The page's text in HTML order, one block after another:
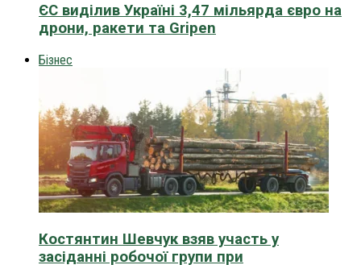
ЄС виділив Україні 3,47 мільярда євро на
дрони, ракети та Gripen
Бізнес
Костянтин Шевчук взяв участь у
засіданні робочої групи при